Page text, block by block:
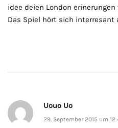
idee deien London
Das Spiel hört sich interresant
Uouo Uo
29. September 2015 um